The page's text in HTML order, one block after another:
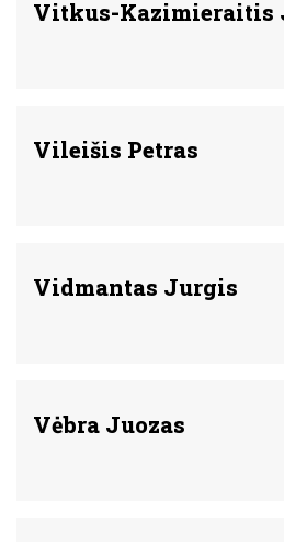
Vitkus-Kazimieraitis
Vileišis Petras
Vidmantas Jurgis
Vėbra Juozas